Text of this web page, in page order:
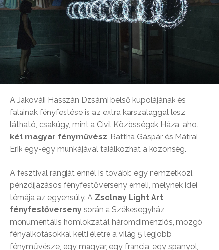
A Jakováli Hasszán Dzsámi belső kupolájának és
falainak fényfestése is az extra karszalaggal lesz
látható, csakúgy, mint a Civil Közösségek Háza, ahol
két magyar fényművész, Battha Gáspár és Mátrai
Erik egy-egy munkájával találkozhat a közönség.
A fesztivál rangját ennél is tovább egy nemzetközi,
pénzdíjazásos fényfestőverseny emeli, melynek idei
témája az egyensúly. A Zsolnay Light Art
fényfestőverseny során a Székesegyház
monumentális homlokzatát háromdimenziós, mozgó
fényalkotásokkal kelti életre a világ 5 legjobb
fényművésze, egy magyar, egy francia, egy spanyol,